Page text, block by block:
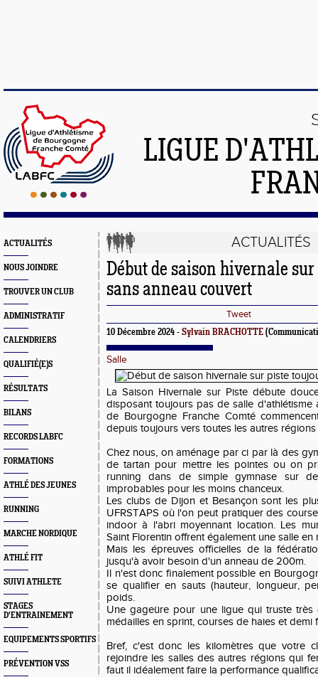
LIGUE
ACTUALITÉS
NOUS JOINDRE
TROUVER UN CLUB
ADMINISTRATIF
CALENDRIERS
QUALIFIÉ(E)S
RÉSULTATS
BILANS
RECORDS LABFC
FORMATIONS
ATHLÉ DES JEUNES
RUNNING
MARCHE NORDIQUE
ATHLÉ FIT
SUIVI ATHLETE
STAGES
D'ENTRAINEMENT
EQUIPEMENTS SPORTIFS
PRÉVENTION VSS
ACTUALITÉS
Début de saison hivernale
sans anneau couvert
Tweet
10 Décembre 2024 - Sylvain BRACHOTTE
Salle
La Saison Hivernale sur Piste débute
disposant toujours pas de salle d'athlétisme
de Bourgogne Franche Comté
depuis toujours vers toutes les autres
Chez nous, on aménage par ci par là des
de tartan pour mettre les pointes ou on
running dans de simple gymnase sur
improbables pour les moins chanceux.
Les clubs de Dijon et Besançon sont les
UFRSTAPS où l'on peut pratiquer des
indoor à l'abri moyennant location. Les
Saint Florentin offrent également une salle
Mais les épreuves officielles de la
jusqu'à avoir besoin d'un anneau de 200m.
Il n'est donc finalement possible en
se qualifier en sauts (hauteur, longueur,
poids.
Une gageüre pour une ligue qui truste très
médailles en sprint, courses de haies et demi
Bref, c'est donc les kilomètres que votre
rejoindre les salles des autres régions qui
faut il idéalement faire la performance